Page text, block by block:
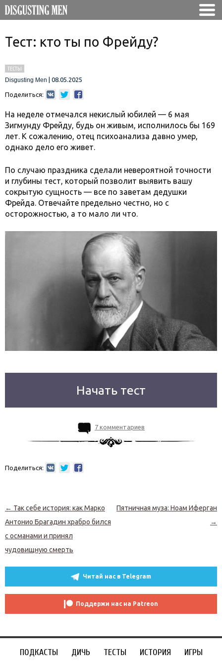
Тест: кто ты по Фрейду?
ТЕСТЫ
Disgusting Men
08.05.2025
Поделиться:
На неделе отмечался некислый юбилей — 6 мая
Зигмунду Фрейду, будь он живым, исполнилось бы 169
лет. К сожалению, отец психоанализа давно умер,
однако дело его живет.
По случаю праздника сделали невероятной точности
и глубины тест, который позволит выявить вашу
сокрытую сущность — все по заветам дедушки
Фрейда. Отвечайте предельно честно, но с
осторожностью, а то мало ли что.
Начать тест
7 комментариев
Поделиться:
Навигация по записям
← Так себе история: как Марко
Антонио Брагадин храбро бился
с османами и принял
чудовищную смерть
Пятничная муза: Ноам Иферган
→
Читай нас в Telegram
Поддержи нас на Patreon
ПОДКАСТЫ ДИЧЬ ТЕСТЫ ИСТОРИЯ ИГРЫ